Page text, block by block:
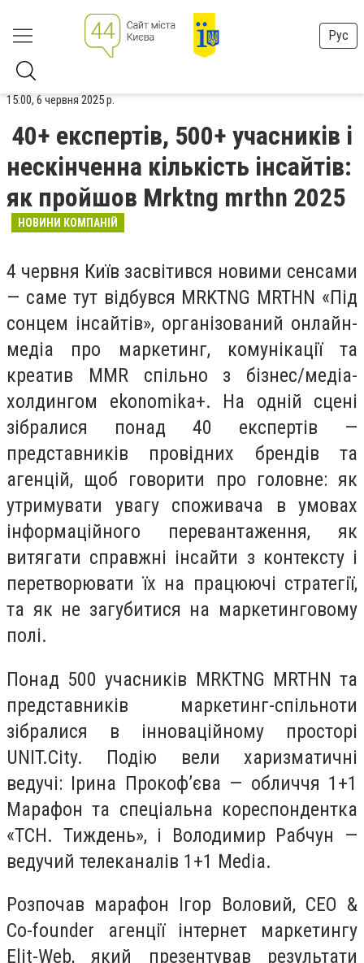
Рус
15:00, 6 червня 2025 р.
40+ експертів, 500+ учасників і
нескінченна кількість інсайтів:
як пройшов Mrktng mrthn 2025
НОВИНИ КОМПАНІЙ
4 червня Київ засвітився новими сенсами
— саме тут відбувся MRKTNG MRTHN «Під
сонцем інсайтів», організований онлайн-
медіа про маркетинг, комунікації та
креатив MMR спільно з бізнес/медіа-
холдингом ekonomika+. На одній сцені
зібралися понад 40 експертів —
представників провідних брендів та
агенцій, щоб говорити про головне: як
утримувати увагу споживача в умовах
інформаційного перевантаження, як
витягати справжні інсайти з контексту і
перетворювати їх на працюючі стратегії,
та як не загубитися на маркетинговому
полі.
Понад 500 учасників MRKTNG MRTHN та
представників маркетинг-спільноти
зібралися в інноваційному просторі
UNIT.City. Подію вели харизматичні
ведучі: Ірина Прокоф’єва — обличчя 1+1
Марафон та спеціальна кореспондентка
«ТСН. Тиждень», і Володимир Рабчун —
ведучий телеканалів 1+1 Media.
Розпочав марафон Ігор Воловий, CEO &
Co-founder агенції інтернет маркетингу
Elit-Web, який презентував результати